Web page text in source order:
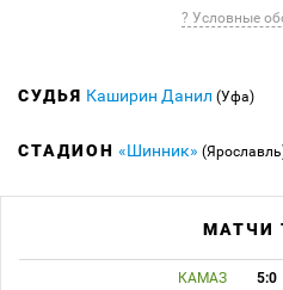
? Условные
СУДЬЯ Каширин Данил (Уфа)
СТАДИОН «Шинник»
МАТЧИ
КАМАЗ 5:0